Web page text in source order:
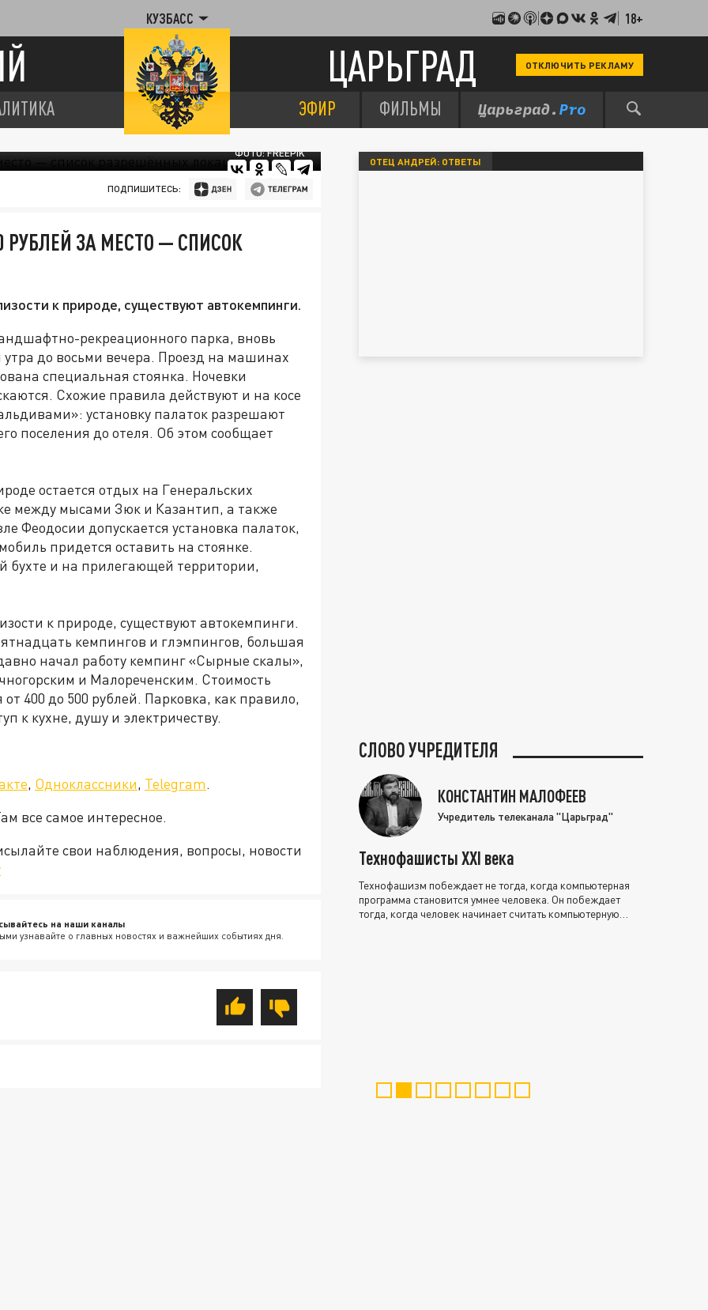
КУЗБАСС 18+
ЦАРЬГРАД ОТКЛЮЧИТЬ РЕКЛАМУ
ЭФИР ФИЛЬМЫ
ФОТО: FREEPIK
ПОДПИШИТЕСЬ:
РУБЛЕЙ ЗА МЕСТО — СПИСОК
к природе, существуют автокемпинги.
рекреационного парка, вновь
до восьми вечера. Проезд на машинах
специальная стоянка. Ночевки
Схожие правила действуют и на косе
установку палаток разрешают
поселения до отеля. Об этом сообщает
остается отдых на Генеральских
между мысами Зюк и Казантип, а также
Феодосии допускается установка палаток,
придется оставить на стоянке.
бухте и на прилегающей территории,
к природе, существуют автокемпинги.
кемпингов и глэмпингов, большая
начал работу кемпинг «Сырные скалы»,
и Малореченским. Стоимость
400 до 500 рублей. Парковка, как правило,
к кухне, душу и электричеству.
, Одноклассники, Telegram.
все самое интересное.
свои наблюдения, вопросы, новости
на наши каналы
узнавайте о главных новостях и важнейших событиях дня.
ОТЕЦ АНДРЕЙ: ОТВЕТЫ
СЛОВО УЧРЕДИТЕЛЯ
КОНСТАНТИН МАЛОФЕЕВ
Учредитель телеканала "Царьград"
Технофашисты XXI века
Технофашизм побеждает не тогда, когда компьютерная
программа становится умнее человека. Он побеждает
тогда, когда человек начинает считать компьютерную